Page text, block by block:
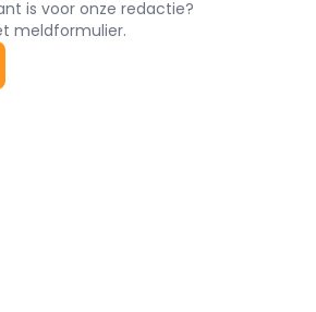
is voor onze redactie?
meldformulier.